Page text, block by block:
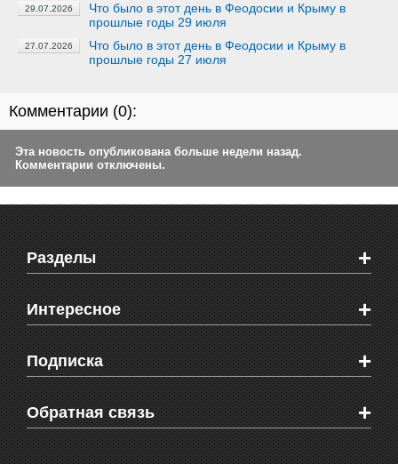
29.07.2026
Что было в этот день в Феодосии и Крыму в
прошлые годы 29 июля
27.07.2026
Что было в этот день в Феодосии и Крыму в
прошлые годы 27 июля
Комментарии (0):
Эта новость опубликована больше недели назад.
Комментарии отключены.
Разделы +
Новости Феодосии
Новости Крыма
Мировые новости
Объявления
Здоровье
СМС мнения читателей
Интересное +
Видео о Феодосии
Веб-камеры Феодосии
Блоги феодосийцев
Школы Феодосии
Подписка +
Печатная версия газеты "Кафа"
RSS
Обратная связь +
Рекламодателям